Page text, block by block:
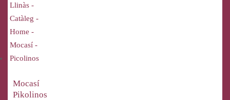
Mocasí
Pikolinos